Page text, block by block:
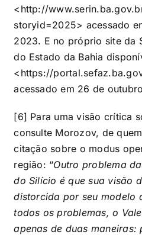
< http://
storyid=2025> acessado
2023. E no próprio site da
do Estado da Bahia
< https://
acessado em 26 de
[6] Para uma visão crítica
consulte Morozov, de
citação sobre o modus
região: “Outro problema
do Silício é que sua visão
distorcida por seu modelo
todos os problemas, o
apenas de duas maneiras: